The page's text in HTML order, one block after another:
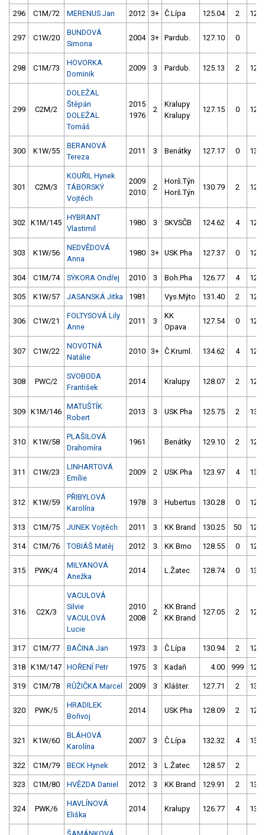
296 C1M/72 MERENUS Jan 2012 3+ Č.Lípa 125.04 2
297 C1W/20
BUNDOVÁ
Simona
2004 3+ Pardub. 127.10 0
298 C1M/73
HOVORKA
Dominik
2009 3 Pardub. 125.13 2
299 C2M/2
DOLEŽAL
Štěpán
DOLEŽAL
Tomáš
2015
1976
2
Kralupy
Kralupy
127.15 0
300 K1W/55
BERANOVÁ
Tereza
2011 3 Benátky 127.17 0
301 C2M/3
KOUŘIL Hynek
TÁBORSKÝ
Vojtěch
2009
2010
2
Horš.Týn
Horš.Týn
130.79 2
302 K1M/145
HYBRANT
Vlastimil
1980 3 SKVSČB 124.62 4
303 K1W/56
NEDVĚDOVÁ
Anna
1980 3+ USK Pha 127.37 0
304 C1M/74 SÝKORA Ondřej 2010 3 Boh.Pha 126.77 4
305 K1W/57 JASANSKÁ Jitka 1981 Vys.Mýto 131.40 2
306 C1W/21
FOLTYSOVÁ Lily
Anne
2011 3
KK
Opava
127.54 0
307 C1W/22
NOVOTNÁ
Natálie
2010 3+ Č.Kruml. 134.62 4
308 PWC/2
SVOBODA
František
2014 Kralupy 128.07 2
309 K1M/146
MATUŠTÍK
Robert
2013 3 USK Pha 125.75 2
310 K1W/58
PLAŠILOVÁ
Drahomíra
1961 Benátky 129.10 2
311 C1W/23
LINHARTOVÁ
Emílie
2009 2 USK Pha 123.97 4
312 K1W/59
PŘIBYLOVÁ
Karolína
1978 3 Hubertus 130.28 0
313 C1M/75 JUNEK Vojtěch 2011 3 KK Brand 130.25 50
314 C1M/76 TOBIÁŠ Matěj 2012 3 KK Brno 128.55 0
315 PWK/4
MILYANOVÁ
Anežka
2014 L.Žatec 128.74 0
316 C2X/3
VACULOVÁ
Silvie
VACULOVÁ
Lucie
2010
2008
2
KK Brand
KK Brand
127.05 2
317 C1M/77 BAČINA Jan 1973 3 Č.Lípa 130.94 2
318 K1M/147 HOŘENÍ Petr 1975 3 Kadaň 4.00 999
319 C1M/78 RŮŽIČKA Marcel 2009 3 Klášter. 127.71 2
320 PWK/5
HRADILEK
Bořivoj
2014 USK Pha 128.09 2
321 K1W/60
BLÁHOVÁ
Karolína
2007 3 Č.Lípa 132.32 4
322 C1M/79 BECK Hynek 2012 3 L.Žatec 128.57 2
323 C1M/80 HVĚZDA Daniel 2012 3 KK Brand 129.91 2
324 PWK/6
HAVLÍNOVÁ
Eliška
2014 Kralupy 126.77 4